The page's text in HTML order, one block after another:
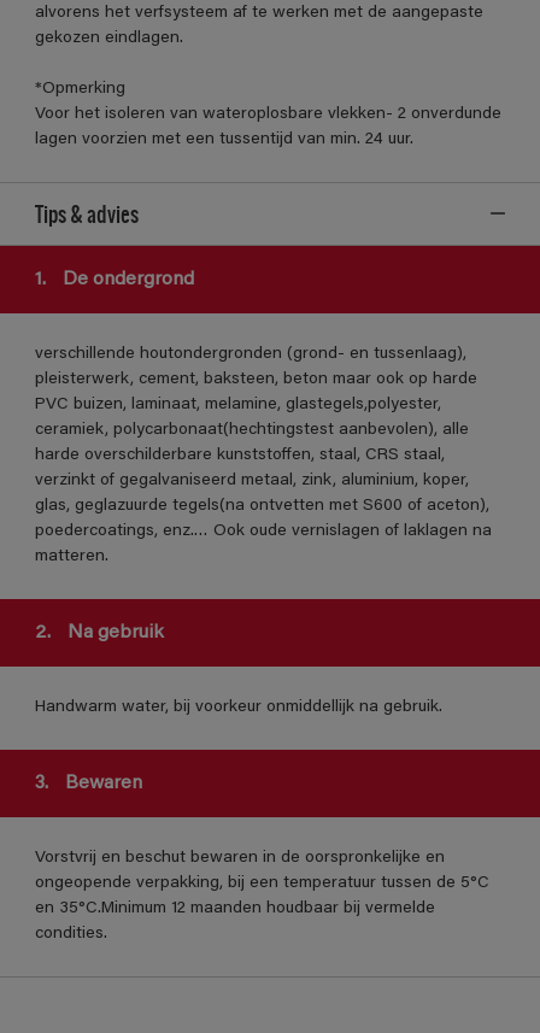
alvorens het verfsysteem af te werken met de aangepaste
gekozen eindlagen.
*Opmerking
Voor het isoleren van wateroplosbare vlekken- 2 onverdunde
lagen voorzien met een tussentijd van min. 24 uur.
Tips & advies
1. De ondergrond
verschillende houtondergronden (grond- en tussenlaag),
pleisterwerk, cement, baksteen, beton maar ook op harde
PVC buizen, laminaat, melamine, glastegels,polyester,
ceramiek, polycarbonaat(hechtingstest aanbevolen), alle
harde overschilderbare kunststoffen, staal, CRS staal,
verzinkt of gegalvaniseerd metaal, zink, aluminium, koper,
glas, geglazuurde tegels(na ontvetten met S600 of aceton),
poedercoatings, enz.… Ook oude vernislagen of laklagen na
matteren.
2. Na gebruik
Handwarm water, bij voorkeur onmiddellijk na gebruik.
3. Bewaren
Vorstvrij en beschut bewaren in de oorspronkelijke en
ongeopende verpakking, bij een temperatuur tussen de 5°C
en 35°C.Minimum 12 maanden houdbaar bij vermelde
condities.